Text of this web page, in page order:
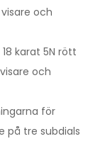
och
karat 5N rött
och
för
på tre subdials